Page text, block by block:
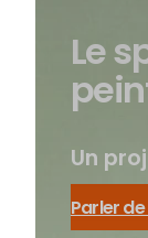
Le
Un
Parler